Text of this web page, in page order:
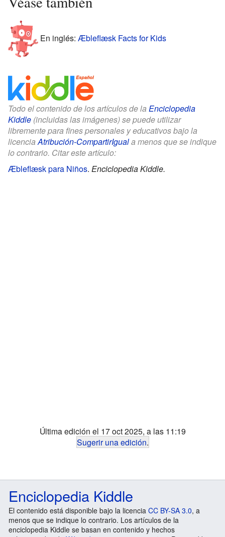
En inglés: Æbleflæsk Facts for Kids
Todo el contenido de los artículos de la Enciclopedia
Kiddle (incluidas las imágenes) se puede utilizar
libremente para fines personales y educativos bajo la
licenciaAtribución-CompartirIguala menos que se indique
lo contrario. Citar este artículo:
Æbleflæsk para Niños. Enciclopedia Kiddle.
Última edición el 17 oct 2025, a las 11:19
Sugerir una edición.
Enciclopedia Kiddle
El contenido está disponible bajo la licencia CC BY-SA 3.0, a
menos que se indique lo contrario. Los artículos de la
enciclopedia Kiddle se basan en contenido y hechos